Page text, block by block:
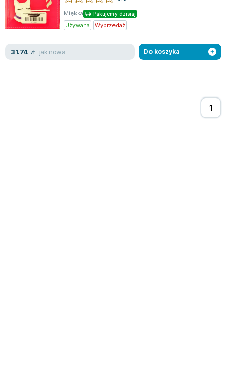
Miękka Pakujemy dzisiaj
Używana Wyprzedaż
31.74 zł jak nowa Do koszyka